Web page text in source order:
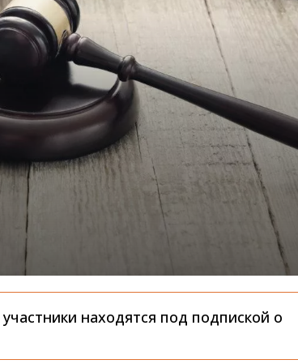
находятся под подпиской о